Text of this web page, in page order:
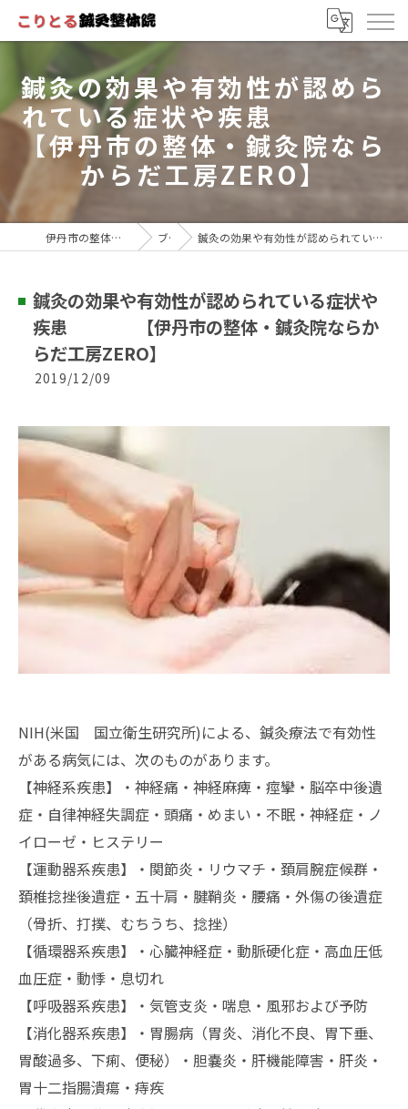
鍼灸の効果や有効性が認めら
れている症状や疾患
【伊丹市の整体・鍼灸院なら
からだ工房ZERO】
伊丹市の整体・鍼灸院ならこりとる鍼灸整体院 ブログ 鍼灸の効果や有効性が認められている症状や疾患 【伊丹市の整体・鍼灸院ならからだ工房ZERO】
鍼灸の効果や有効性が認められている症状や
疾患 【伊丹市の整体・鍼灸院ならか
らだ工房ZERO】
2019/12/09
NIH(米国 国立衛生研究所)による、鍼灸療法で有効性
がある病気には、次のものがあります。
【神経系疾患】・神経痛・神経麻痺・痙攣・脳卒中後遺
症・自律神経失調症・頭痛・めまい・不眠・神経症・ノ
イローゼ・ヒステリー
【運動器系疾患】・関節炎・リウマチ・頚肩腕症候群・
頚椎捻挫後遺症・五十肩・腱鞘炎・腰痛・外傷の後遺症
（骨折、打撲、むちうち、捻挫）
【循環器系疾患】・心臓神経症・動脈硬化症・高血圧低
血圧症・動悸・息切れ
【呼吸器系疾患】・気管支炎・喘息・風邪および予防
【消化器系疾患】・胃腸病（胃炎、消化不良、胃下垂、
胃酸過多、下痢、便秘）・胆嚢炎・肝機能障害・肝炎・
胃十二指腸潰瘍・痔疾